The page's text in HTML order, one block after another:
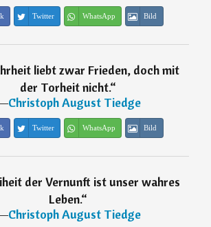
Twitter WhatsApp Bild
liebt zwar Frieden, doch mit
der Torheit nicht.“
Christoph August Tiedge
Twitter WhatsApp Bild
der Vernunft ist unser wahres
Leben.“
Christoph August Tiedge